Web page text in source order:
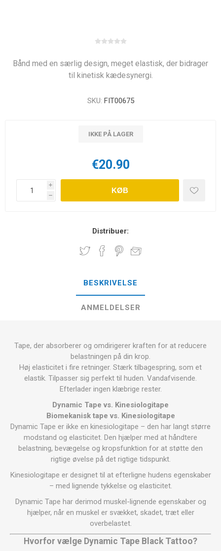
Bånd med en særlig design, meget elastisk, der bidrager
til kinetisk kædesynergi.
SKU: FIT00675
IKKE PÅ LAGER
€20.90
i
h
KØB
Distribuer:
BESKRIVELSE
ANMELDELSER
Tape, der absorberer og omdirigerer kraften for at reducere
belastningen på din krop.
Høj elasticitet i fire retninger. Stærk tilbagespring, som et
elastik. Tilpasser sig perfekt til huden. Vandafvisende.
Efterlader ingen klæbrige rester.
Dynamic Tape vs. Kinesiologitape
Biomekanisk tape vs. Kinesiologitape
Dynamic Tape er ikke en kinesiologitape – den har langt større
modstand og elasticitet. Den hjælper med at håndtere
belastning, bevægelse og kropsfunktion for at støtte den
rigtige øvelse på det rigtige tidspunkt.
Kinesiologitape er designet til at efterligne hudens egenskaber
– med lignende tykkelse og elasticitet.
Dynamic Tape har derimod muskel-lignende egenskaber og
hjælper, når en muskel er svækket, skadet, træt eller
overbelastet.
Hvorfor vælge Dynamic Tape Black Tattoo?